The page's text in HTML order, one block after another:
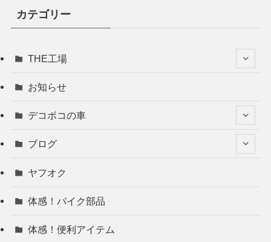
カテゴリー
THE工場
お知らせ
デコボコの車
ブログ
ヤフオク
体感！バイク部品
体感！便利アイテム